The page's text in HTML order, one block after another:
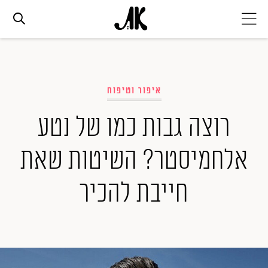
אופנה
ביוטי
סלבס
המגזין
איפור וטיפוח
רוצה גבות כמו של נטע
אלחמיסטר? השיטות שאת
חייבת להכיר